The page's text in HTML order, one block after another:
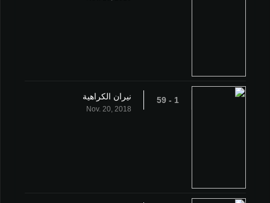
1 - 59 نيران الكراهية
Nov. 20, 2018